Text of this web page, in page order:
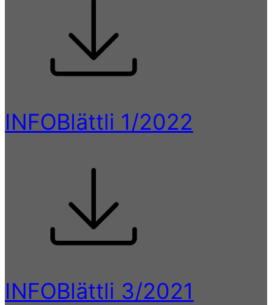
INFOBlättli 1/2022
INFOBlättli 3/2021